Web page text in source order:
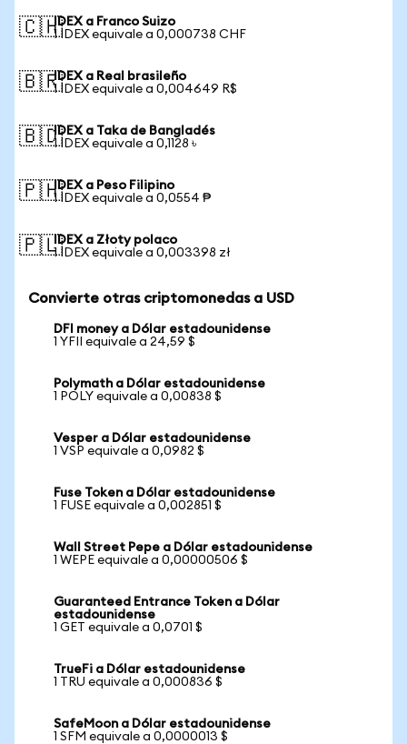
🇨🇭IDEX a Franco Suizo
1 IDEX equivale a 0,000738 CHF
🇧🇷IDEX a Real brasileño
1 IDEX equivale a 0,004649 R$
🇧🇩IDEX a Taka de Bangladés
1 IDEX equivale a 0,1128 ৳
🇵🇭IDEX a Peso Filipino
1 IDEX equivale a 0,0554 ₱
🇵🇱IDEX a Złoty polaco
1 IDEX equivale a 0,003398 zł
Convierte otras criptomonedas a USD
DFI money a Dólar estadounidense
1 YFII equivale a 24,59 $
Polymath a Dólar estadounidense
1 POLY equivale a 0,00838 $
Vesper a Dólar estadounidense
1 VSP equivale a 0,0982 $
Fuse Token a Dólar estadounidense
1 FUSE equivale a 0,002851 $
Wall Street Pepe a Dólar estadounidense
1 WEPE equivale a 0,00000506 $
Guaranteed Entrance Token a Dólar
estadounidense
1 GET equivale a 0,0701 $
TrueFi a Dólar estadounidense
1 TRU equivale a 0,000836 $
SafeMoon a Dólar estadounidense
1 SFM equivale a 0,0000013 $